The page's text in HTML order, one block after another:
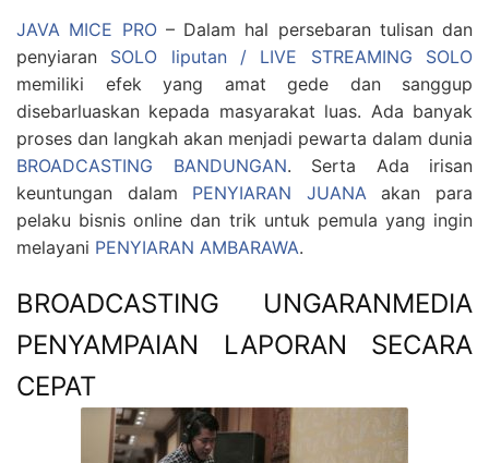
JAVA MICE PRO– Dalam hal persebaran tulisan dan
penyiaran SOLO liputan / LIVE STREAMING SOLO
memiliki efek yang amat gede dan sanggup
disebarluaskan kepada masyarakat luas. Ada banyak
proses dan langkah akan menjadi pewarta dalam dunia
BROADCASTING BANDUNGAN. Serta Ada irisan
keuntungan dalam PENYIARAN JUANAakan para
pelaku bisnis online dan trik untuk pemula yang ingin
melayani PENYIARAN AMBARAWA.
BROADCASTING UNGARANMEDIA
PENYAMPAIAN LAPORAN SECARA
CEPAT